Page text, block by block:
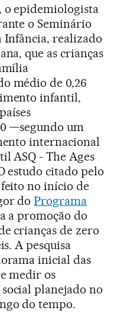
o epidemiologista
o Seminário
realizado
que as crianças
médio de 0,26
infantil,
—segundo um
internacional
ASQ - The Ages
estudo citado pelo
no início de
doPrograma
a promoção do
crianças de zero
A pesquisa
inicial das
medir os
planejado no
do tempo.